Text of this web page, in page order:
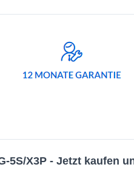
5S/X3P - Jetzt kaufen